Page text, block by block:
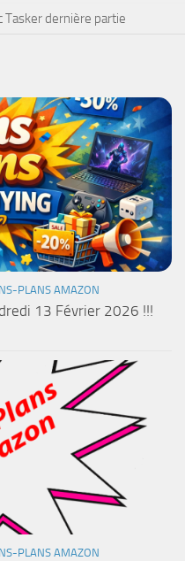
Tasker dernière partie
PLANS AMAZON
13 Février 2026 !!!
PLANS AMAZON